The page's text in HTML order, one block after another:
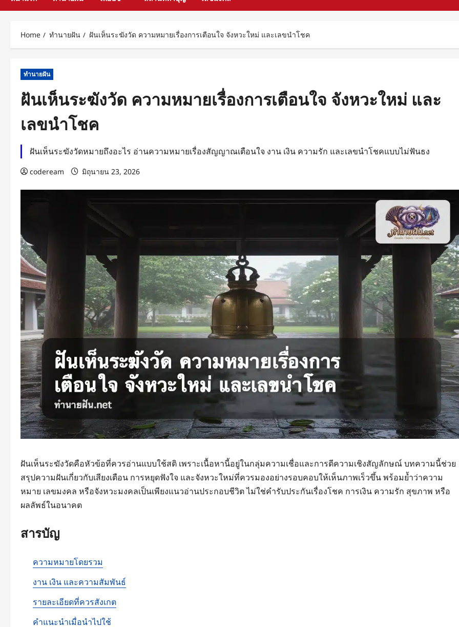
Home ทำนายฝัน ฝันเห็นระฆังวัด ความหมายเรื่องการเตือนใจ จังหวะใหม่ และเลขนำโชค
ทำนายฝัน
ฝันเห็นระฆังวัด ความหมายเรื่องการเตือนใจ จังหวะใหม่ และ
เลขนำโชค
ฝันเห็นระฆังวัดหมายถึงอะไร อ่านความหมายเรื่องสัญญาณเตือนใจ งาน เงิน ความรัก และเลขนำโชคแบบไม่ฟันธง
codeream มิถุนายน 23, 2026
ฝันเห็นระฆังวัดคือหัวข้อที่ควรอ่านแบบใช้สติ เพราะเนื้อหานี้อยู่ในกลุ่มความเชื่อและการตีความเชิงสัญลักษณ์ บทความนี้ช่วย
สรุปความฝันเกี่ยวกับเสียงเตือน การหยุดฟังใจ และจังหวะใหม่ที่ควรมองอย่างรอบคอบให้เห็นภาพเร็วขึ้น พร้อมย้ำว่าความ
หมาย เลขมงคล หรือจังหวะมงคลเป็นเพียงแนวอ่านประกอบชีวิต ไม่ใช่คำรับประกันเรื่องโชค การเงิน ความรัก สุขภาพ หรือ
ผลลัพธ์ในอนาคต
สารบัญ
ความหมายโดยรวม
งาน เงิน และความสัมพันธ์
รายละเอียดที่ควรสังเกต
คำแนะนำเมื่อนำไปใช้